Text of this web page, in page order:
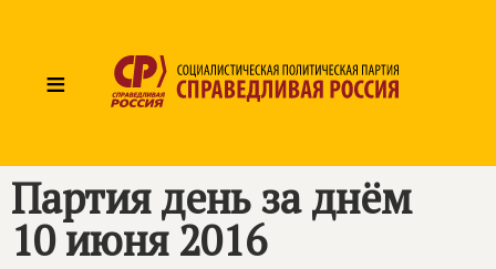
≡
Партия день за днём
10 июня 2016